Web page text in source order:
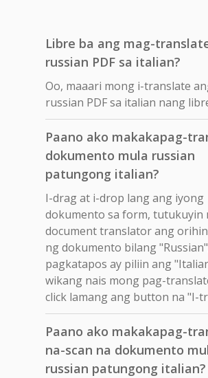
Libre ba ang mag-
russian PDF sa italian?
Oo, maaari mong i-translate
russian PDF sa italian nang
Paano ako makakapag-
dokumento mula russian
patungong italian?
I-drag at i-drop lang ang iyong
dokumento sa form, tutukuyin
document translator ang
ng dokumento bilang
pagkatapos ay piliin ang
wikang nais mong pag-
click lamang ang button na "I-
Paano ako makakapag-
na-scan na dokumento
russian patungong italian?